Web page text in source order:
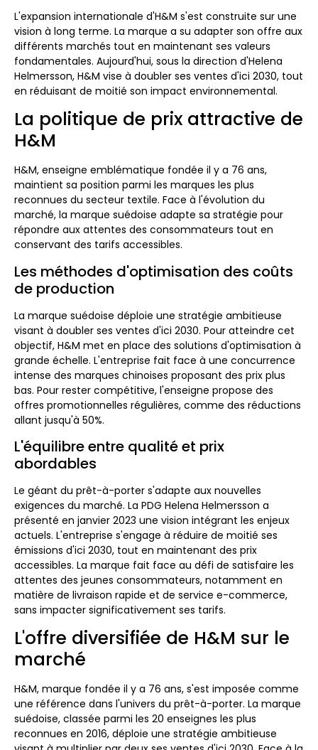
L'expansion internationale d'H&M s'est construite sur une
vision à long terme. La marque a su adapter son offre aux
différents marchés tout en maintenant ses valeurs
fondamentales. Aujourd'hui, sous la direction d'Helena
Helmersson, H&M vise à doubler ses ventes d'ici 2030, tout
en réduisant de moitié son impact environnemental.
La politique de prix attractive de
H&M
H&M, enseigne emblématique fondée il y a 76 ans,
maintient sa position parmi les marques les plus
reconnues du secteur textile. Face à l'évolution du
marché, la marque suédoise adapte sa stratégie pour
répondre aux attentes des consommateurs tout en
conservant des tarifs accessibles.
Les méthodes d'optimisation des coûts
de production
La marque suédoise déploie une stratégie ambitieuse
visant à doubler ses ventes d'ici 2030. Pour atteindre cet
objectif, H&M met en place des solutions d'optimisation à
grande échelle. L'entreprise fait face à une concurrence
intense des marques chinoises proposant des prix plus
bas. Pour rester compétitive, l'enseigne propose des
offres promotionnelles régulières, comme des réductions
allant jusqu'à 50%.
L'équilibre entre qualité et prix
abordables
Le géant du prêt-à-porter s'adapte aux nouvelles
exigences du marché. La PDG Helena Helmersson a
présenté en janvier 2023 une vision intégrant les enjeux
actuels. L'entreprise s'engage à réduire de moitié ses
émissions d'ici 2030, tout en maintenant des prix
accessibles. La marque fait face au défi de satisfaire les
attentes des jeunes consommateurs, notamment en
matière de livraison rapide et de service e-commerce,
sans impacter significativement ses tarifs.
L'offre diversifiée de H&M sur le
marché
H&M, marque fondée il y a 76 ans, s'est imposée comme
une référence dans l'univers du prêt-à-porter. La marque
suédoise, classée parmi les 20 enseignes les plus
reconnues en 2016, déploie une stratégie ambitieuse